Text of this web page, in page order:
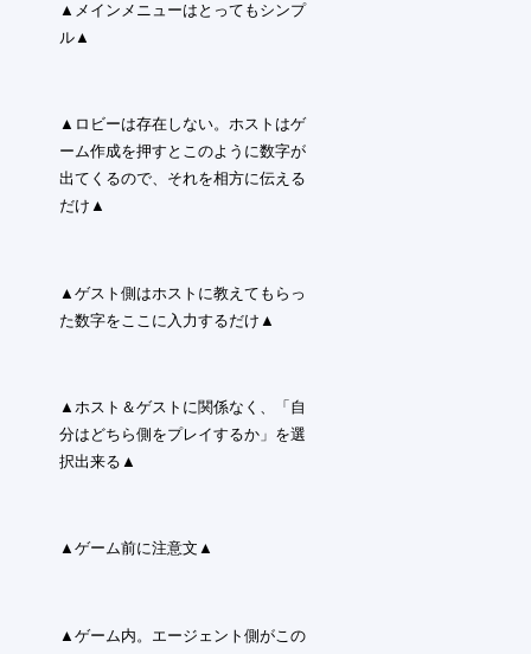
▲メインメニューはとってもシンプ
ル▲
▲ロビーは存在しない。ホストはゲ
ーム作成を押すとこのように数字が
出てくるので、それを相方に伝える
だけ▲
▲ゲスト側はホストに教えてもらっ
た数字をここに入力するだけ▲
▲ホスト＆ゲストに関係なく、「自
分はどちら側をプレイするか」を選
択出来る▲
▲ゲーム前に注意文▲
▲ゲーム内。エージェント側がこの